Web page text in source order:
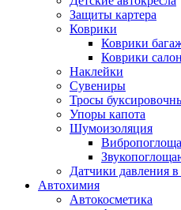
Защиты картера
Коврики
Коврики
Коврики
Наклейки
Сувениры
Тросы
Упоры капота
Шумоизоляция
Датчики давления
Автохимия
Автокосметика